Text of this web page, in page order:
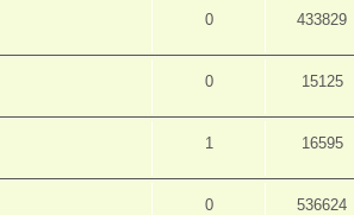
0 433829
0 15125
1 16595
0 536624